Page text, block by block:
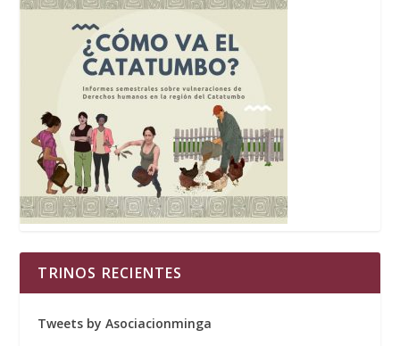
TRINOS RECIENTES
Tweets by Asociacionminga